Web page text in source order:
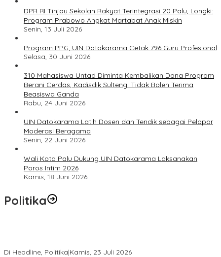
DPR RI Tinjau Sekolah Rakyat Terintegrasi 20 Palu, Longki:
Program Prabowo Angkat Martabat Anak Miskin
Senin, 13 Juli 2026
Program PPG, UIN Datokarama Cetak 796 Guru Profesional
Selasa, 30 Juni 2026
310 Mahasiswa Untad Diminta Kembalikan Dana Program
Berani Cerdas, Kadisdik Sulteng: Tidak Boleh Terima
Beasiswa Ganda
Rabu, 24 Juni 2026
UIN Datokarama Latih Dosen dan Tendik sebagai Pelopor
Moderasi Beragama
Senin, 22 Juni 2026
Wali Kota Palu Dukung UIN Datokarama Laksanakan
Poros Intim 2026
Kamis, 18 Juni 2026
Politika
Di Headline, Politika|Kamis, 23 Juli 2026